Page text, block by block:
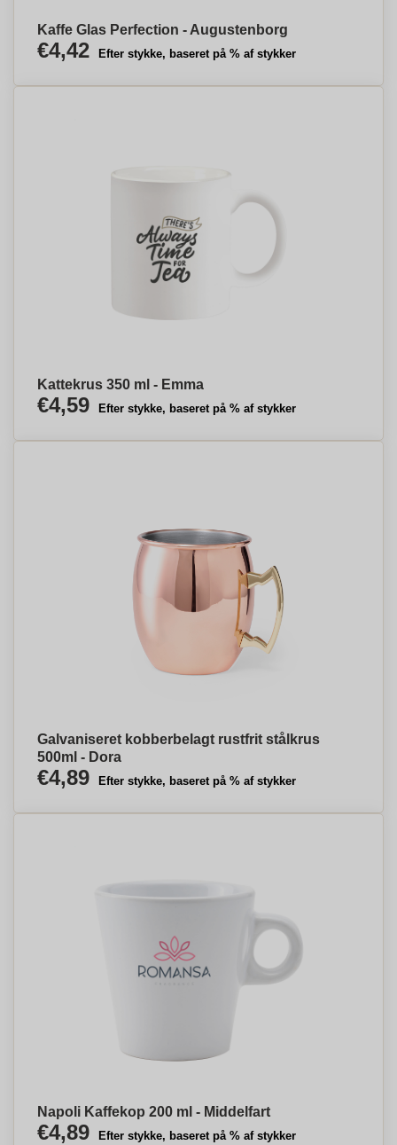
Kaffe Glas Perfection - Augustenborg
€4,42 Efter stykke, baseret på % af stykker
Kattekrus 350 ml - Emma
€4,59 Efter stykke, baseret på % af stykker
Galvaniseret kobberbelagt rustfrit stålkrus
500ml - Dora
€4,89 Efter stykke, baseret på % af stykker
Napoli Kaffekop 200 ml - Middelfart
€4,89 Efter stykke, baseret på % af stykker